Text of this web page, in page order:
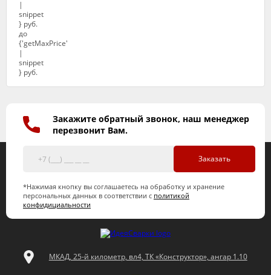
Закажите обратный звонок, наш менеджер
перезвонит Вам.
Заказать
*Нажимая кнопку вы соглашаетесь на обработку и хранение
персональных данных в соответствии с политикой
конфидициальности
МКАД, 25-й километр, вл4, ТК «Конструктор», ангар 1.10